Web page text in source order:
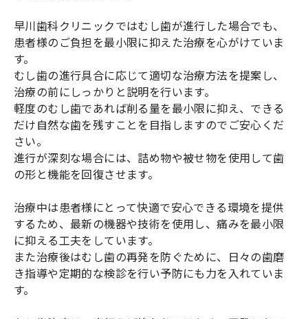
早川歯科クリニックではむし歯が進行した場合でも、
患者様のご負担を最小限に抑えた治療を心がけていま
す。
むし歯の進行具合に応じて適切な治療方法を提案し、
治療の前にしっかりと説明を行います。
軽度のむし歯であれば削る量を最小限に抑え、できる
だけ自然な歯を残すことを目指しますのでご安心くだ
さい。
進行が深刻な場合には、詰め物や被せ物を使用して歯
の形と機能を回復させます。
治療中は患者様にとって快適で安心できる環境を提供
するため、最新の機器や技術を使用し、痛みを最小限
に抑える工夫をしています。
また治療後はむし歯の再発を防ぐために、日々の歯磨
き指導や定期的な検診を行い予防にも力を入れていま
す。